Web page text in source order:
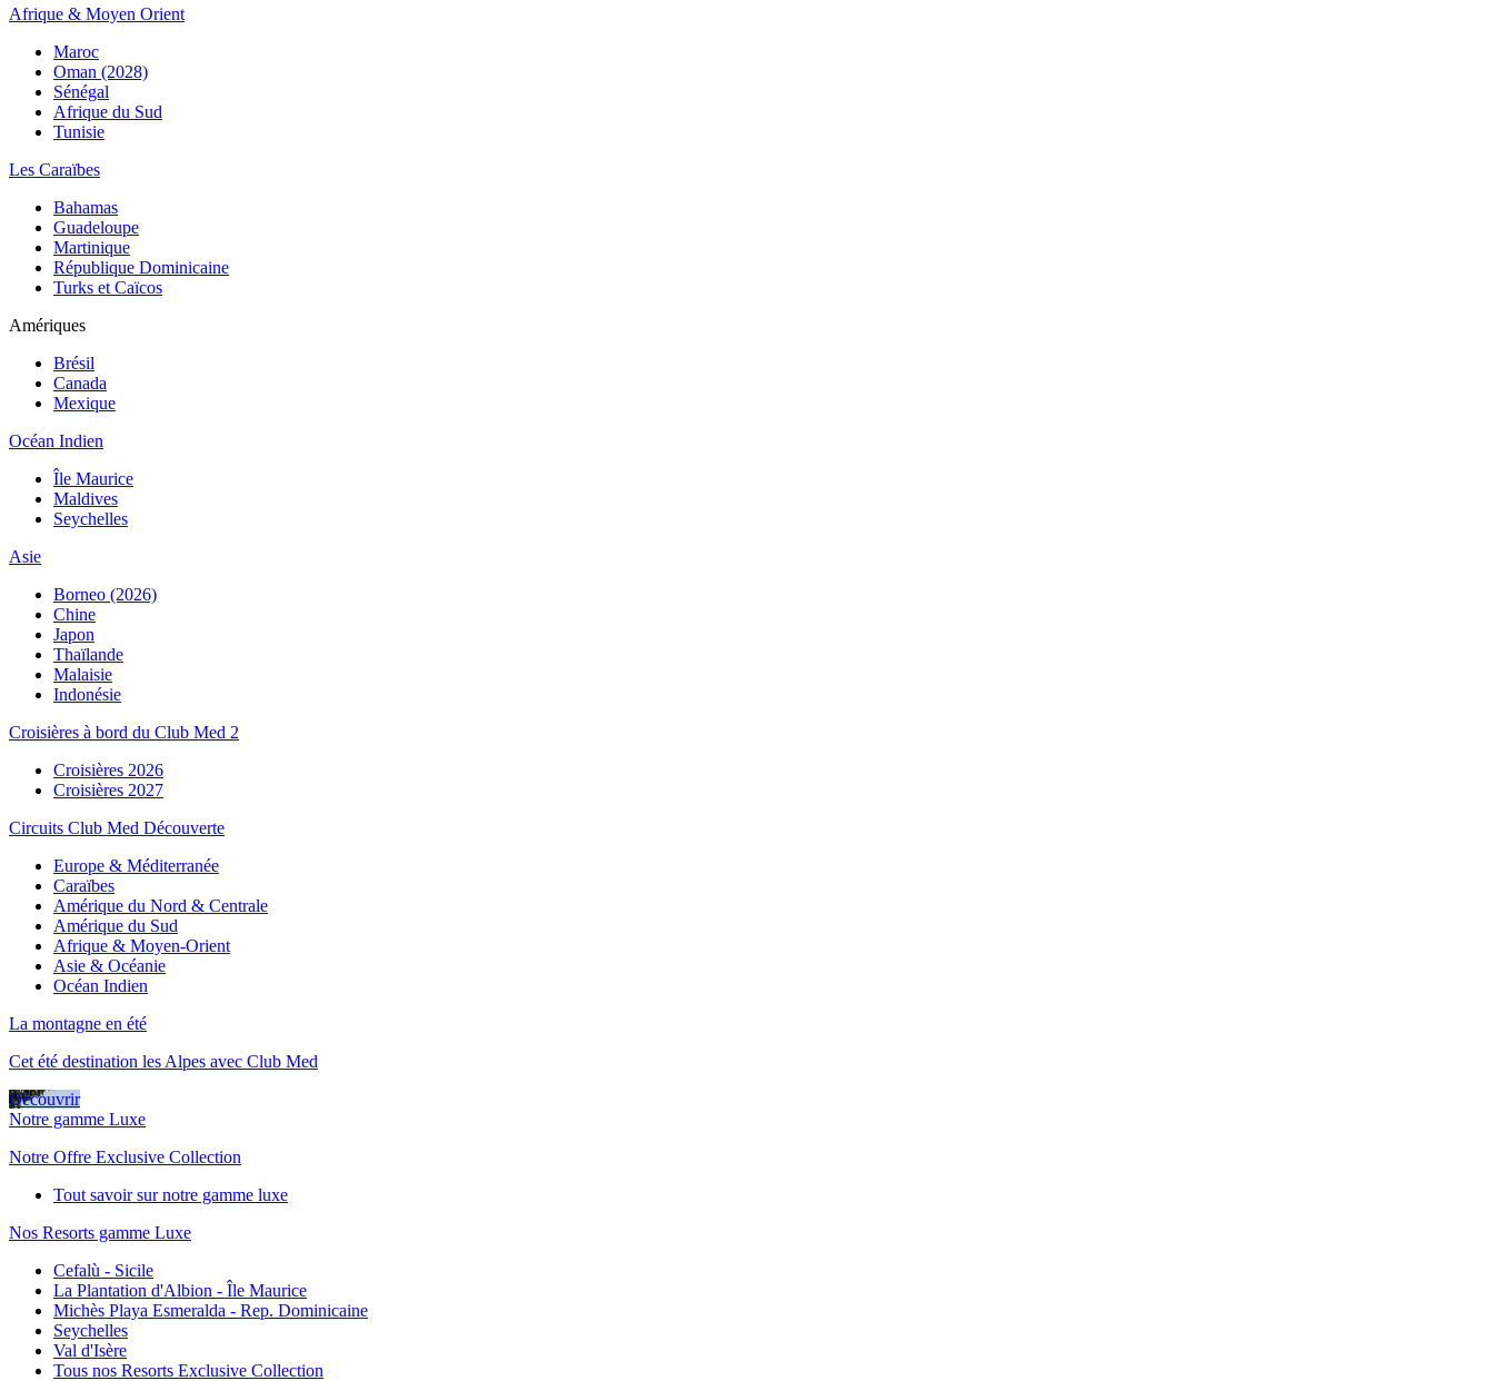
Afrique & Moyen Orient
Maroc
Oman (2028)
Sénégal
Afrique du Sud
Tunisie
Les Caraïbes
Bahamas
Guadeloupe
Martinique
République Dominicaine
Turks et Caïcos
Amériques
Brésil
Canada
Mexique
Océan Indien
Île Maurice
Maldives
Seychelles
Asie
Borneo (2026)
Chine
Japon
Thaïlande
Malaisie
Indonésie
Croisières à bord du Club Med 2
Croisières 2026
Croisières 2027
Circuits Club Med Découverte
Europe & Méditerranée
Caraïbes
Amérique du Nord & Centrale
Amérique du Sud
Afrique & Moyen-Orient
Asie & Océanie
Océan Indien
La montagne en été
Cet été destination les Alpes avec Club Med
Découvrir
Notre gamme Luxe
Notre Offre Exclusive Collection
Tout savoir sur notre gamme luxe
Nos Resorts gamme Luxe
Cefalù - Sicile
La Plantation d'Albion - Île Maurice
Michès Playa Esmeralda - Rep. Dominicaine
Seychelles
Val d'Isère
Tous nos Resorts Exclusive Collection